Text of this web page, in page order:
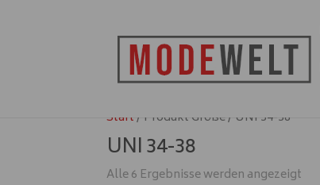
Start/ Produkt Größe / UNI 34-38
UNI 34-38
Alle 6 Ergebnisse werden angezeigt